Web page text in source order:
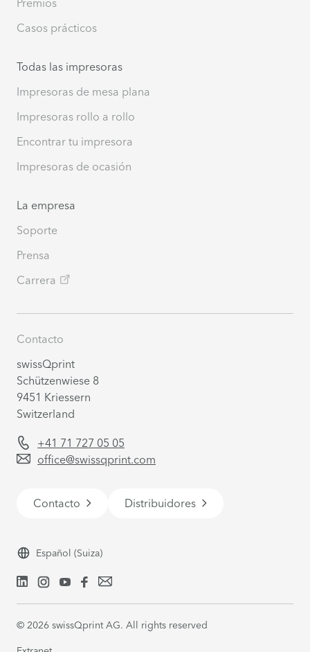
Casos prácticos
Todas las impresoras
Impresoras de mesa plana
Impresoras rollo a rollo
Encontrar tu impresora
Impresoras de ocasión
La empresa
Soporte
Prensa
Carrera
Contacto
swissQprint
Schützenwiese 8
9451 Kriessern
Switzerland
+41 71 727 05 05
office@swissqprint.com
Contacto Distribuidores
Español (Suiza)
© 2026 swissQprint AG. All rights reserved